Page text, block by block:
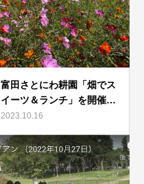
富田さとにわ耕園「畑でス
イーツ＆ランチ」を開催…
2023.10.16